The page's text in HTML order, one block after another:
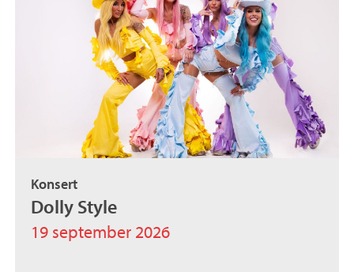
Konsert
Dolly Style
19 september 2026